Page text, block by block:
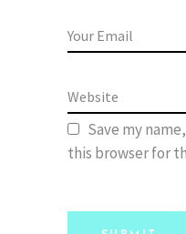
Save my
this browser for